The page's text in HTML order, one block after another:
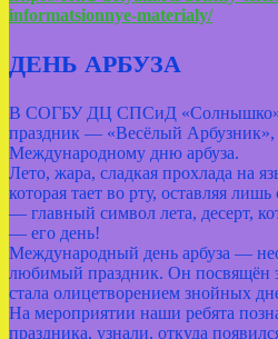
informatsionnye-materialy/
ДЕНЬ АРБУЗА
В СОГБУ ДЦ СПСиД «Солнышко»
праздник — «Весёлый
Международному дню арбуза.
Лето, жара, сладкая прохлада на
которая тает во рту, оставляя
— главный символ лета, десерт,
— его день!
Международный день арбуза —
любимый праздник. Он посвящён
стала олицетворением знойных
На мероприятии наши ребята
праздника, узнали, откуда